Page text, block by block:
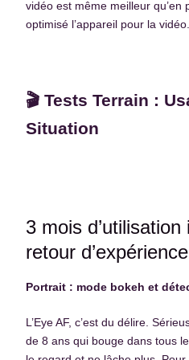
vidéo est même meilleur qu’en
optimisé l’appareil pour la vidéo.
🎬 Tests Terrain :
Situation
3 mois
retour d’expérience
Portrait : mode bokeh et
L’Eye AF, c’est du délire.
de 8 ans qui bouge dans tous